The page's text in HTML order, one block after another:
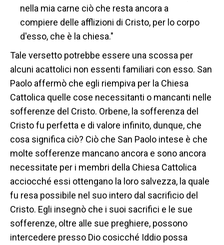
nella mia carne ciò che resta ancora a
compiere delle afflizioni di Cristo, per lo corpo
d'esso, che è la chiesa."
Tale versetto potrebbe essere una scossa per
alcuni acattolici non essenti familiari con esso. San
Paolo affermò che egli riempiva per la Chiesa
Cattolica quelle cose necessitanti o mancanti nelle
sofferenze del Cristo. Orbene, la sofferenza del
Cristo fu perfetta e di valore infinito, dunque, che
cosa significa ciò? Ciò che San Paolo intese è che
molte sofferenze mancano ancora e sono ancora
necessitate per i membri della Chiesa Cattolica
acciocché essi ottengano la loro salvezza, la quale
fu resa possibile nel suo intero dal sacrificio del
Cristo. Egli insegnò che i suoi sacrifici e le sue
sofferenze, oltre alle sue preghiere, possono
intercedere presso Dio cosicché Iddio possa